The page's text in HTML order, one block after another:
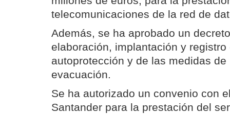
telecomunicaciones de la red de
Además, se ha aprobado un
elaboración, implantación y
autoprotección y de las medidas
evacuación.
Se ha autorizado un convenio con
Santander para la prestación del